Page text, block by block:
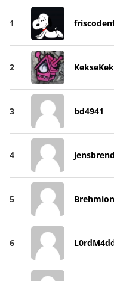
1
2
3 bd4941
4
5 Brehmion
6